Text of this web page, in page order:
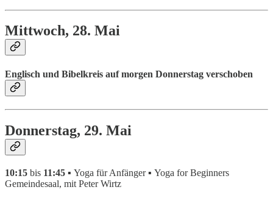
Mittwoch, 28. Mai
Englisch und Bibelkreis auf morgen Donnerstag verschoben
Donnerstag, 29. Mai
10:15 bis 11:45 ▪ Yoga für Anfänger▪ Yoga for Beginners
Gemeindesaal, mit Peter Wirtz